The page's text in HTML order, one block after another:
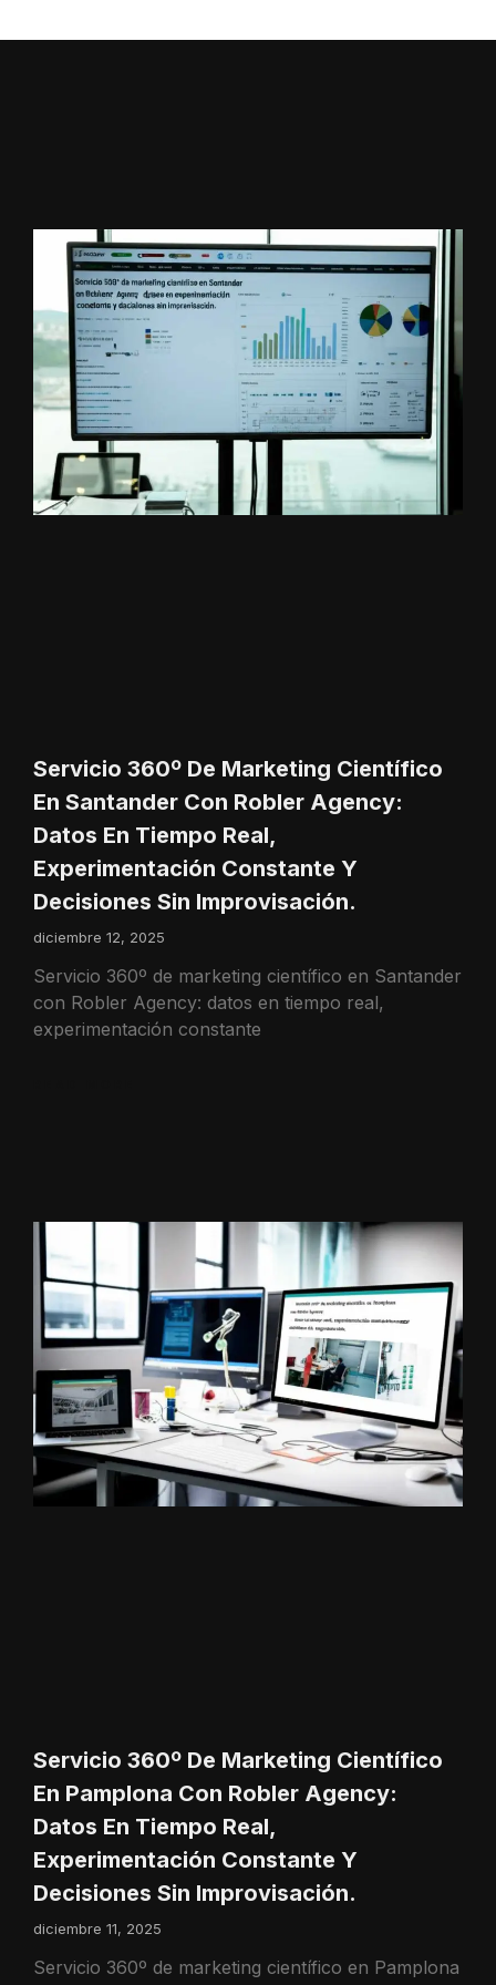
Servicio 360º De Marketing Científico
En Santander Con Robler Agency:
Datos En Tiempo Real,
Experimentación Constante Y
Decisiones Sin Improvisación.
diciembre 12, 2025
Servicio 360º de marketing científico en Santander
con Robler Agency: datos en tiempo real,
experimentación constante
Servicio 360º De Marketing Científico
En Pamplona Con Robler Agency:
Datos En Tiempo Real,
Experimentación Constante Y
Decisiones Sin Improvisación.
diciembre 11, 2025
Servicio 360º de marketing científico en Pamplona